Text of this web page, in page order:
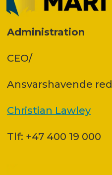
Administration
CEO/
Ansvars­havende
Christian Lawley
Tlf: +47 400 19 000